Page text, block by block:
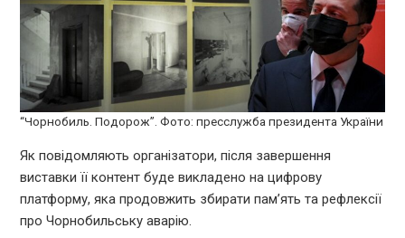
“Чорнобиль. Подорож”. Фото: пресслужба президента України
Як повідомляють організатори, після завершення
виставки її контент буде викладено на цифрову
платформу, яка продовжить збирати пам’ять та рефлексії
про Чорнобильську аварію.